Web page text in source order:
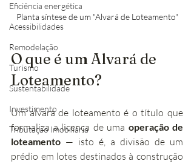
Eficiência energética
Acessibilidades
Remodelação
Turismo
Sustentabilidade
Investimento
Tributação Imobiliária
Planta síntese de um "Alvará de Loteamento"
O que é um Alvará de
Loteamento?
Um alvará de loteamento é o título que
formaliza a licença de uma operação de
loteamento — isto é, a divisão de um
prédio em lotes destinados à construção